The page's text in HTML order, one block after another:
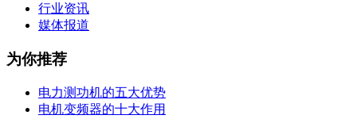
行业资讯
媒体报道
为你推荐
电力测功机的五大优势
电机变频器的十大作用